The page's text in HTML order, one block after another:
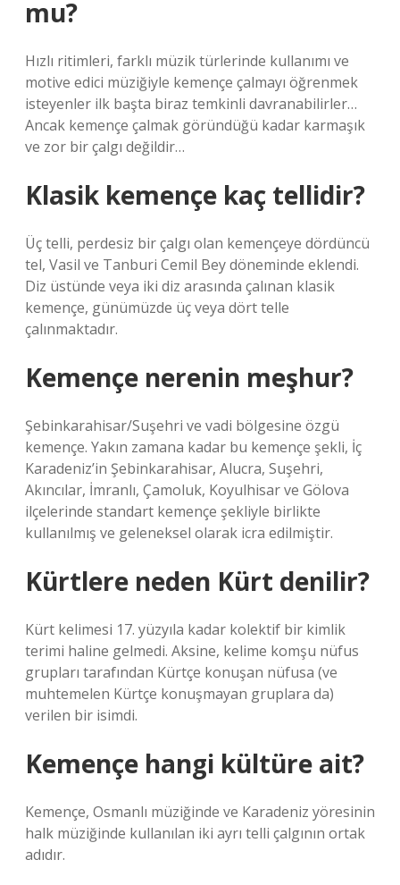
mu?
Hızlı ritimleri, farklı müzik türlerinde kullanımı ve
motive edici müziğiyle kemençe çalmayı öğrenmek
isteyenler ilk başta biraz temkinli davranabilirler…
Ancak kemençe çalmak göründüğü kadar karmaşık
ve zor bir çalgı değildir…
Klasik kemençe kaç tellidir?
Üç telli, perdesiz bir çalgı olan kemençeye dördüncü
tel, Vasil ve Tanburi Cemil Bey döneminde eklendi.
Diz üstünde veya iki diz arasında çalınan klasik
kemençe, günümüzde üç veya dört telle
çalınmaktadır.
Kemençe nerenin meşhur?
Şebinkarahisar/Suşehri ve vadi bölgesine özgü
kemençe. Yakın zamana kadar bu kemençe şekli, İç
Karadeniz’in Şebinkarahisar, Alucra, Suşehri,
Akıncılar, İmranlı, Çamoluk, Koyulhisar ve Gölova
ilçelerinde standart kemençe şekliyle birlikte
kullanılmış ve geleneksel olarak icra edilmiştir.
Kürtlere neden Kürt denilir?
Kürt kelimesi 17. yüzyıla kadar kolektif bir kimlik
terimi haline gelmedi. Aksine, kelime komşu nüfus
grupları tarafından Kürtçe konuşan nüfusa (ve
muhtemelen Kürtçe konuşmayan gruplara da)
verilen bir isimdi.
Kemençe hangi kültüre ait?
Kemençe, Osmanlı müziğinde ve Karadeniz yöresinin
halk müziğinde kullanılan iki ayrı telli çalgının ortak
adıdır.